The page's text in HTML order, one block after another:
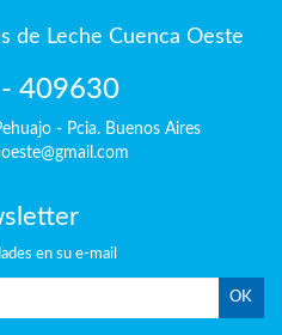
de Leche Cuenca Oeste
409630
- Pcia. Buenos Aires
en su e-mail
OK